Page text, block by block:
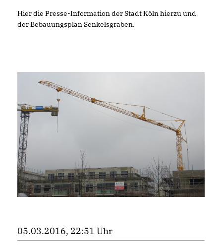
Hier die Presse-Information der Stadt Köln hierzu und
der Bebauungsplan Senkelsgraben.
05.03.2016, 22:51 Uhr